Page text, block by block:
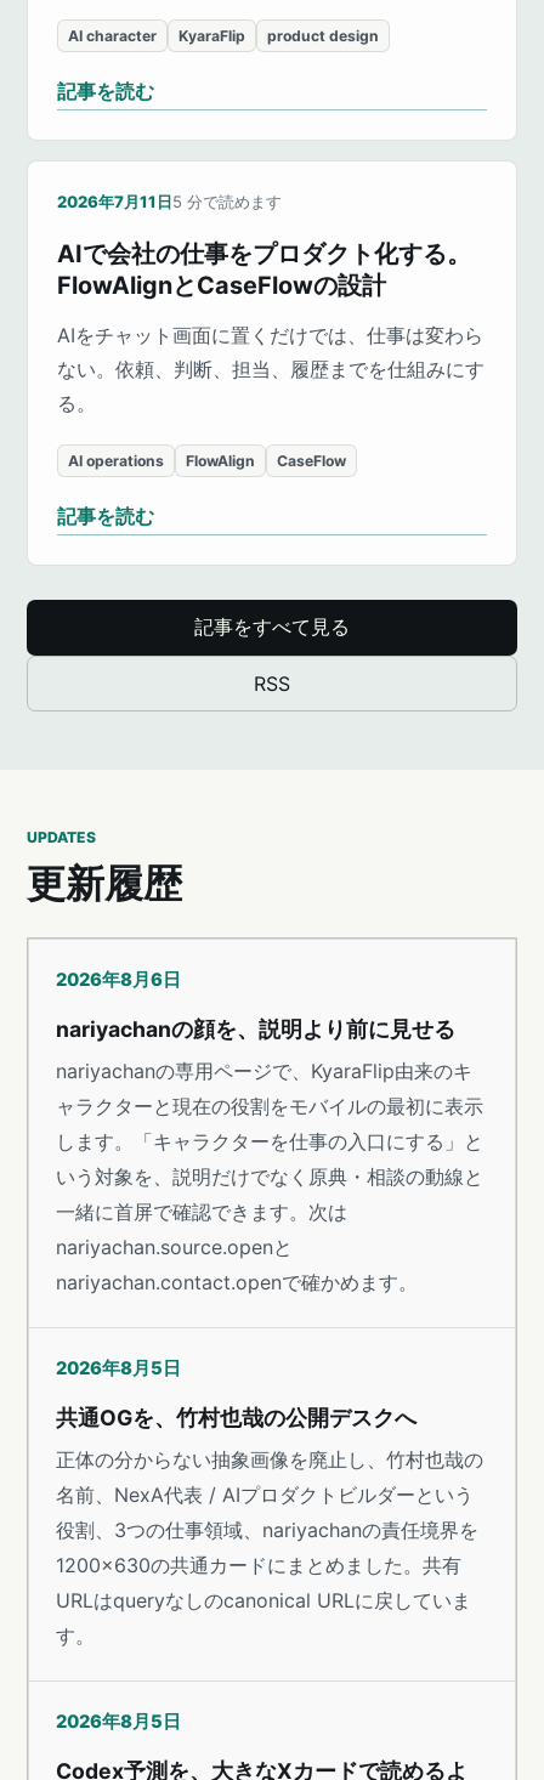
AI character KyaraFlip product design
記事を読む
2026年7月11日5 分で読めます
AIで会社の仕事をプロダクト化する。
FlowAlignとCaseFlowの設計
AIをチャット画面に置くだけでは、仕事は変わら
ない。依頼、判断、担当、履歴までを仕組みにす
る。
AI operations FlowAlign CaseFlow
記事を読む
記事をすべて見る
RSS
UPDATES
更新履歴
2026年8月6日
nariyachanの顔を、説明より前に見せる
nariyachanの専用ページで、KyaraFlip由来のキ
ャラクターと現在の役割をモバイルの最初に表示
します。「キャラクターを仕事の入口にする」と
いう対象を、説明だけでなく原典・相談の動線と
一緒に首屏で確認できます。次は
nariyachan.source.openと
nariyachan.contact.openで確かめます。
2026年8月5日
共通OGを、竹村也哉の公開デスクへ
正体の分からない抽象画像を廃止し、竹村也哉の
名前、NexA代表 / AIプロダクトビルダーという
役割、3つの仕事領域、nariyachanの責任境界を
1200×630の共通カードにまとめました。共有
URLはqueryなしのcanonical URLに戻していま
す。
2026年8月5日
Codex予測を、大きなXカードで読めるよ